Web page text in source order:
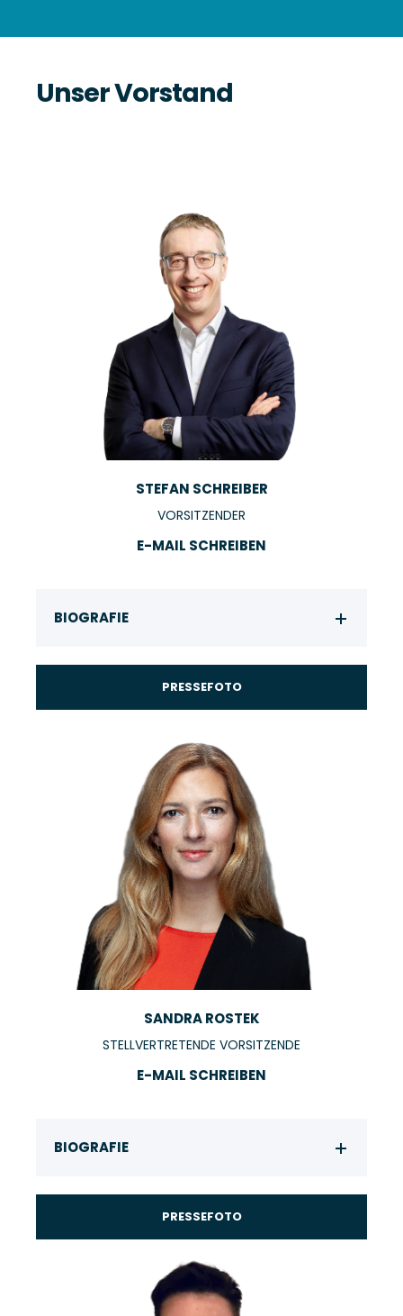
Unser Vorstand
STEFAN SCHREIBER
VORSITZENDER
E-MAIL SCHREIBEN
BIOGRAFIE
PRESSEFOTO
SANDRA ROSTEK
STELLVERTRETENDE VORSITZENDE
E-MAIL SCHREIBEN
BIOGRAFIE
PRESSEFOTO